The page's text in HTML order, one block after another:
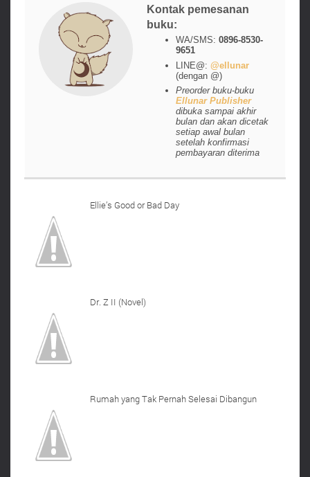
Kontak pemesanan
buku:
WA/SMS:0896-8530-
9651
LINE@:@ellunar
(dengan @)
Preorder buku-buku
Ellunar Publisher
dibuka sampai akhir
bulan dan akan dicetak
setiap awal bulan
setelah konfirmasi
pembayaran diterima
Ellie’s Good or Bad Day
Dr. Z II (Novel)
Rumah yang Tak Pernah Selesai Dibangun